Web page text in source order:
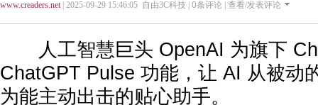
www.creaders.net| 2025-09-29 15:46:05 自由3C科技 | 0条评论 | 查看/发表评论
人工智慧巨头 OpenAI 为旗下
ChatGPT Pulse 功能，让 AI 从被动
为能主动出击的贴心助手。